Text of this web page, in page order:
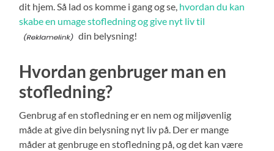
dit hjem. Så lad os komme i gang og se, hvordan du kan
skabe en umage stofledning og give nyt liv til
din belysning!
Hvordan genbruger man en
stofledning?
Genbrug af en stofledning er en nem og miljøvenlig
måde at give din belysning nyt liv på. Der er mange
måder at genbruge en stofledning på, og det kan være